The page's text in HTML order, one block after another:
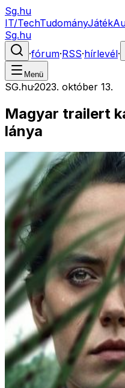
Sg.hu
IT/TechTudományJáték
Sg.hu
·fórum·RSS·hírlevél·
Menü
SG.hu·2023. október 13.
Magyar trailert
lánya